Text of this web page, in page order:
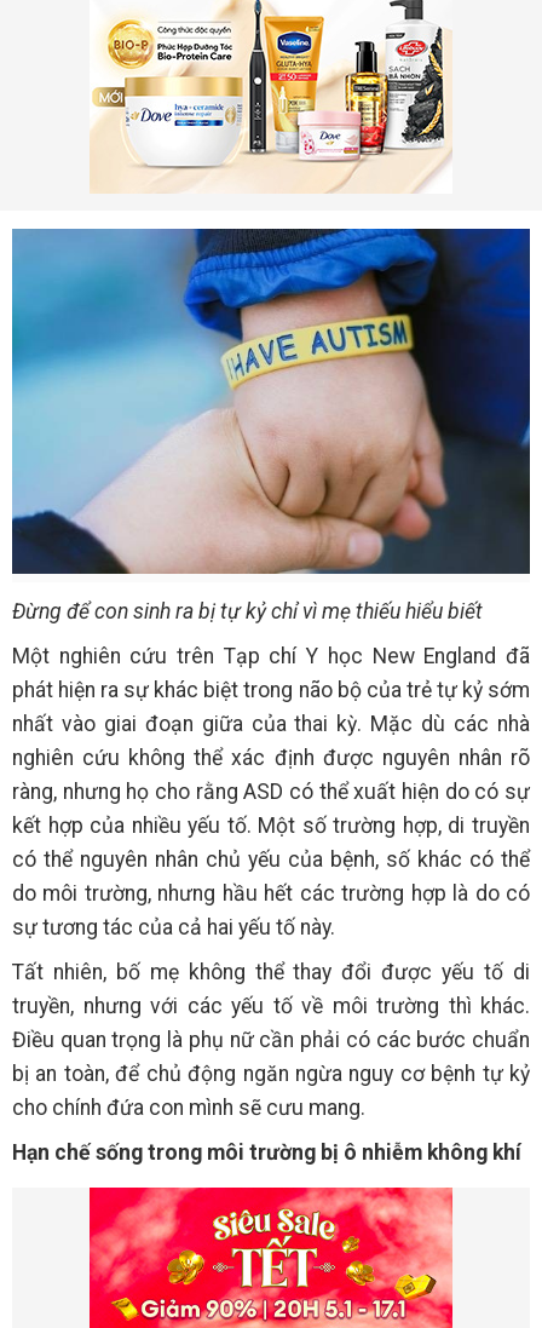
Đừng để con sinh ra bị tự kỷ chỉ vì mẹ thiếu hiểu biết
Một nghiên cứu trên Tạp chí Y học New England đã
phát hiện ra sự khác biệt trong não bộ của trẻ tự kỷ sớm
nhất vào giai đoạn giữa của thai kỳ. Mặc dù các nhà
nghiên cứu không thể xác định được nguyên nhân rõ
ràng, nhưng họ cho rằng ASD có thể xuất hiện do có sự
kết hợp của nhiều yếu tố. Một số trường hợp, di truyền
có thể nguyên nhân chủ yếu của bệnh, số khác có thể
do môi trường, nhưng hầu hết các trường hợp là do có
sự tương tác của cả hai yếu tố này.
Tất nhiên, bố mẹ không thể thay đổi được yếu tố di
truyền, nhưng với các yếu tố về môi trường thì khác.
Điều quan trọng là phụ nữ cần phải có các bước chuẩn
bị an toàn, để chủ động ngăn ngừa nguy cơ bệnh tự kỷ
cho chính đứa con mình sẽ cưu mang.
Hạn chế sống trong môi trường bị ô nhiễm không khí